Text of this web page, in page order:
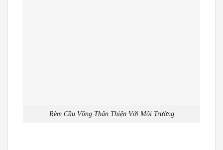
Rèm Cầu Vồng Thân Thiện Với Môi Trường